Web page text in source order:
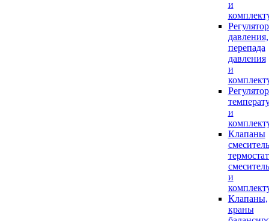
и
давления,
перепада
давления
и
и
Клапаны
и
Клапаны,
краны